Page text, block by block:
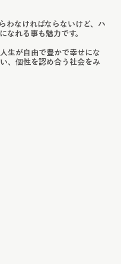
わなければならないけど、ハ
なれる事も魅力です。
生が自由で豊かで幸せにな
、個性を認め合う社会をみ